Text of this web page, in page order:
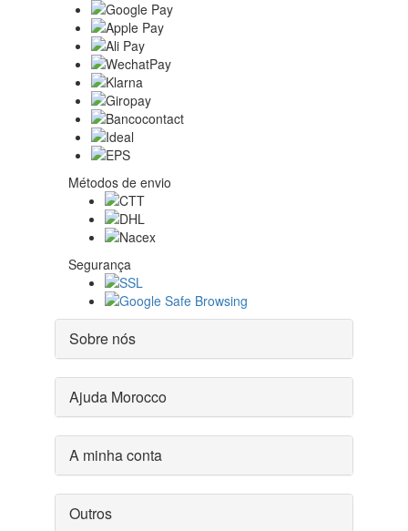
Métodos de envio
Segurança
Sobre nós
Ajuda Morocco
A minha conta
Outros